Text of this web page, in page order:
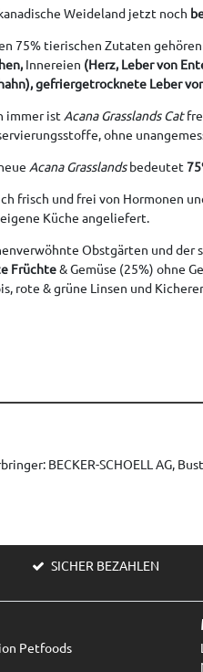
Weideland jetzt noch
75% tierischen Zutaten gehören
Innereien (Herz, Leber von
gefriergetrocknete Leber
immer ist Acana Grasslands Cat
ohne
Acana Grasslandsbedeutet
frisch und frei von Hormonen
Küche angeliefert.
Obstgärten und der
Früchte& Gemüse (25%) ohne
rote & grüne Linsen und
BECKER-SCHOELL AG,
SICHER BEZAHLEN
Petfoods